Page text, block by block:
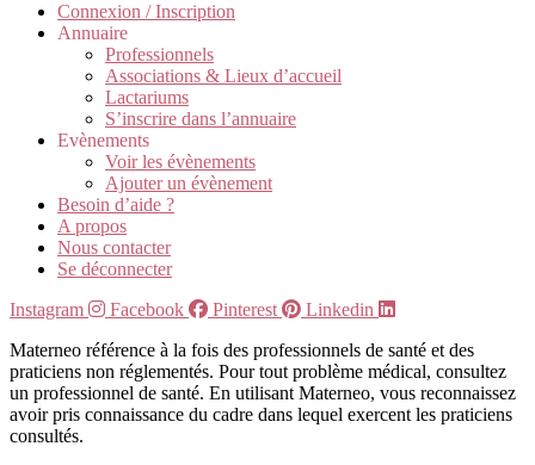
Connexion / Inscription
Annuaire
Professionnels
Associations & Lieux d’accueil
Lactariums
S’inscrire dans l’annuaire
Evènements
Voir les évènements
Ajouter un évènement
Besoin d’aide ?
A propos
Nous contacter
Se déconnecter
Instagram
Facebook Pinterest
Linkedin
Materneo référence à la fois des professionnels de santé et des
praticiens non réglementés. Pour tout problème médical, consultez
un professionnel de santé. En utilisant Materneo, vous reconnaissez
avoir pris connaissance du cadre dans lequel exercent les praticiens
consultés.